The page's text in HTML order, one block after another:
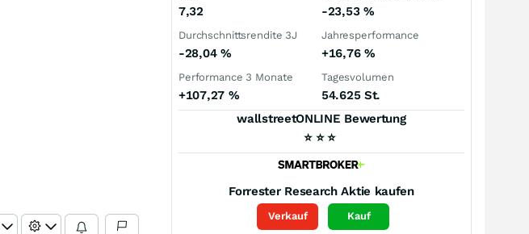
7,32 -23,53 %
Durchschnittsrendite 3J
-28,04 %
Jahresperformance
+16,76 %
Performance 3 Monate
+107,27 %
Tagesvolumen
54.625 St.
wallstreetONLINE Bewertung
⭐ ⭐ ⭐
Forrester Research Aktie kaufen
Verkauf Kauf